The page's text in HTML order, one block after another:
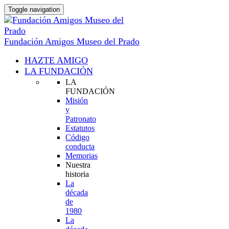
Toggle navigation
Fundación Amigos Museo del Prado
HAZTE AMIGO
LA FUNDACIÓN
LA
FUNDACIÓN
Misión
y
Patronato
Estatutos
Código
conducta
Memorias
Nuestra
historia
La
década
de
1980
La